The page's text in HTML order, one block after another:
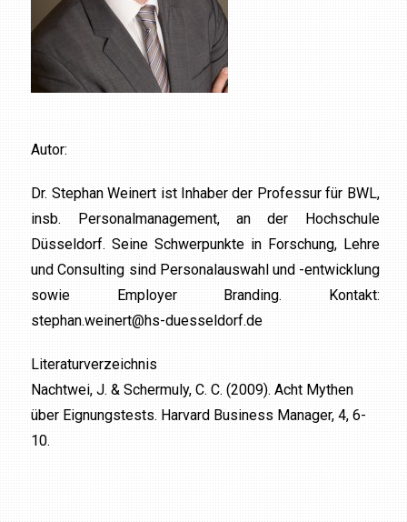
Autor:
Dr. Stephan Weinert ist Inhaber der Professur für BWL,
insb. Personalmanagement, an der Hochschule
Düsseldorf. Seine Schwerpunkte in Forschung, Lehre
und Consulting sind Personalauswahl und -entwicklung
sowie Employer Branding. Kontakt:
stephan.weinert@hs-duesseldorf.de
Literaturverzeichnis
Nachtwei, J. & Schermuly, C. C. (2009). Acht Mythen
über Eignungstests. Harvard Business Manager, 4, 6-
10.